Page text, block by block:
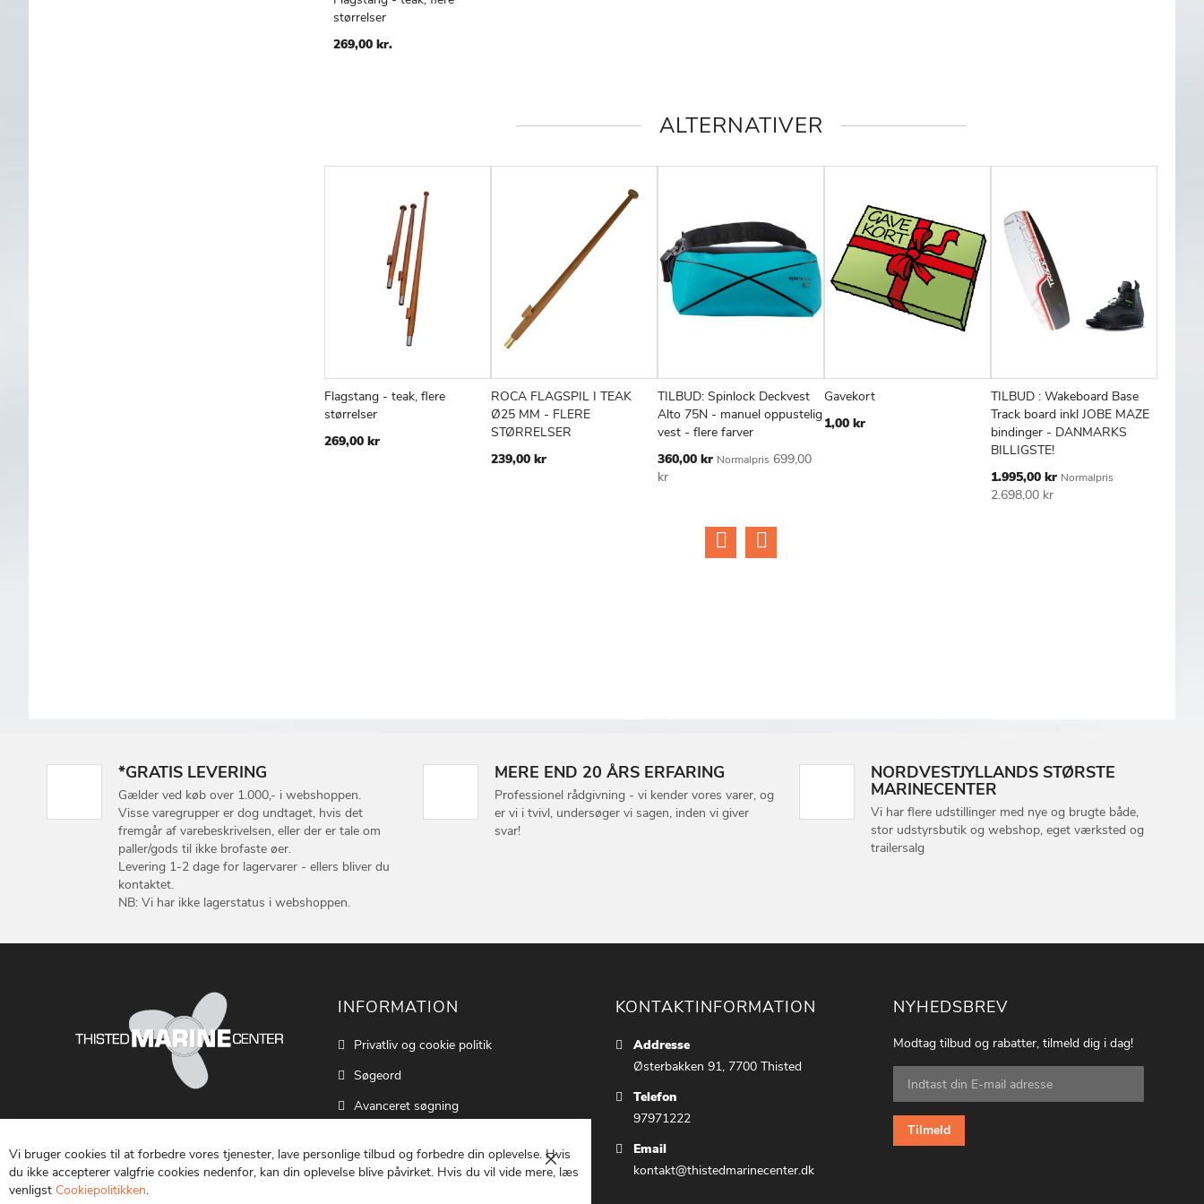
TILFØJ
TIL
ØNSKE
størrelser
269,00 kr.
ALTERNATIVER
Læg i kurv SAMMENLIGN
Flagstang - teak, flere
størrelser
269,00 kr
Læg i kurv SAMMENLIGN
ROCA FLAGSPIL I TEAK
Ø25 MM - FLERE
STØRRELSER
239,00 kr
Læg i kurv
TILFØJ
TIL
LISTE
SAMMENLIGN
TILBUD: Spinlock Deckvest
Alto 75N - manuel oppustelig
vest - flere farver
Tilbudspris
360,00 kr Normalpris 699,00
kr
SAMMENLIGN
Gavekort
1,00 kr
Læg i kurv
TILFØJ
TIL
TILBUD : Wakeboard Base
Track board inkl JOBE MAZE
bindinger - DANMARKS
BILLIGSTE!
Tilbudspris
1.995,00 kr Normalpris
2.698,00 kr
*GRATIS LEVERING
Gælder ved køb over 1.000,- i webshoppen.
Visse varegrupper er dog undtaget, hvis det
fremgår af varebeskrivelsen, eller der er tale om
paller/gods til ikke brofaste øer.
Levering 1-2 dage for lagervarer - ellers bliver du
kontaktet.
NB: Vi har ikke lagerstatus i webshoppen.
MERE END 20 ÅRS ERFARING
Professionel rådgivning - vi kender vores varer, og
er vi i tvivl, undersøger vi sagen, inden vi giver
svar!
NORDVESTJYLLANDS STØRSTE
MARINECENTER
Vi har flere udstillinger med nye og brugte både,
stor udstyrsbutik og webshop, eget værksted og
trailersalg
INFORMATION
Privatliv og cookie politik
Søgeord
Avanceret søgning
Kontakt os
KONTAKTINFORMATION
Addresse
Østerbakken 91, 7700 Thisted
Telefon
97971222
Email
kontakt@thistedmarinecenter.dk
NYHEDSBREV
Modtag tilbud og rabatter, tilmeld dig i dag!
Tilmeld
dig
vores
nyhedsbrev:
Tilmeld
Luk
Vi bruger cookies til at forbedre vores tjenester, lave personlige tilbud og forbedre din oplevelse. Hvis
du ikke accepterer valgfrie cookies nedenfor, kan din oplevelse blive påvirket. Hvis du vil vide mere, læs
venligst Cookiepolitikken.